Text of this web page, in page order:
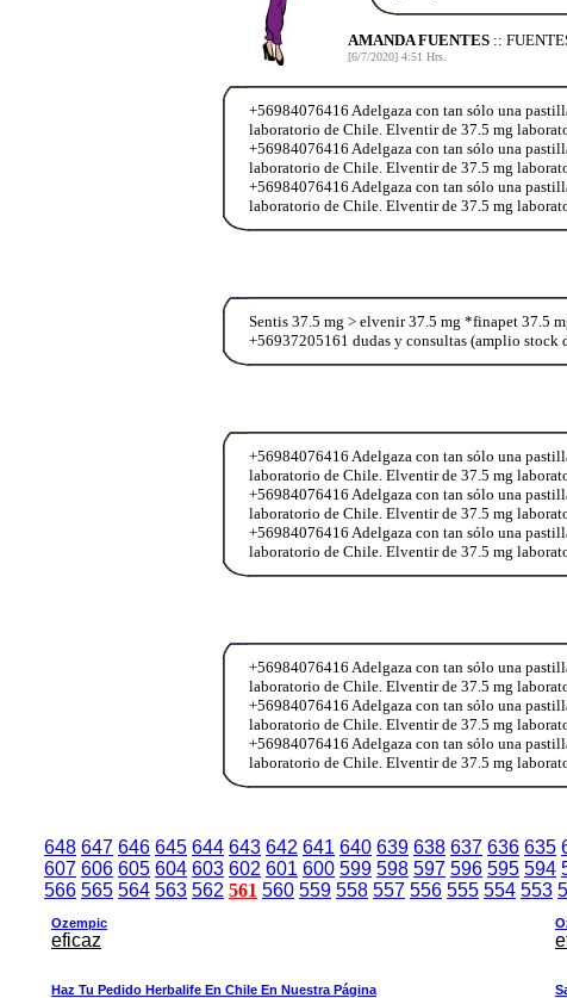
AMANDA FUENTES::
[6/7/2020] 4:51 Hrs.
+56984076416 Adelgaza con tan sólo una
laboratorio de Chile. Elventir de 37.5 mg
+56984076416 Adelgaza con tan sólo una
laboratorio de Chile. Elventir de 37.5 mg
+56984076416 Adelgaza con tan sólo una
laboratorio de Chile. Elventir de 37.5 mg
Sentis 37.5 mg > elvenir 37.5 mg *finapet 37.5
+56937205161 dudas y consultas (amplio stock
+56984076416 Adelgaza con tan sólo una
laboratorio de Chile. Elventir de 37.5 mg
+56984076416 Adelgaza con tan sólo una
laboratorio de Chile. Elventir de 37.5 mg
+56984076416 Adelgaza con tan sólo una
laboratorio de Chile. Elventir de 37.5 mg
+56984076416 Adelgaza con tan sólo una
laboratorio de Chile. Elventir de 37.5 mg
+56984076416 Adelgaza con tan sólo una
laboratorio de Chile. Elventir de 37.5 mg
+56984076416 Adelgaza con tan sólo una
laboratorio de Chile. Elventir de 37.5 mg
648 647 646 645 644 643 642 641 640 639 638 637 636 635
607 606 605 604 603 602 601 600 599 598 597 596 595 594
566 565 564 563 562 561 560 559 558 557 556 555 554 553
Ozempic
eficaz
Haz Tu Pedido Herbalife En Chile En Nuestra Página